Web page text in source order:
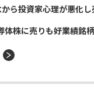
ら投資家心理が悪化
株に売りも好業績銘